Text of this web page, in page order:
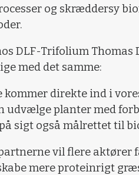
og skræddersy
DLF-Trifolium Thomas
med det samme:
kommer direkte ind i
udvælge planter med
sigt også målrettet til
vil flere aktører
mere proteinrigt